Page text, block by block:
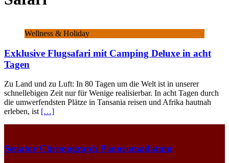
Wellness & Holiday
Exklusive Flugsafari mit Camping Deluxe in acht
Tagen
Zu Land und zu Luft: In 80 Tagen um die Welt ist in unserer
schnellebigen Zeit nur für Wenige realisierbar. In acht Tagen durch
die umwerfendsten Plätze in Tansania reisen und Afrika hautnah
erleben, ist […]
Senator Chronograph Panoramadatum